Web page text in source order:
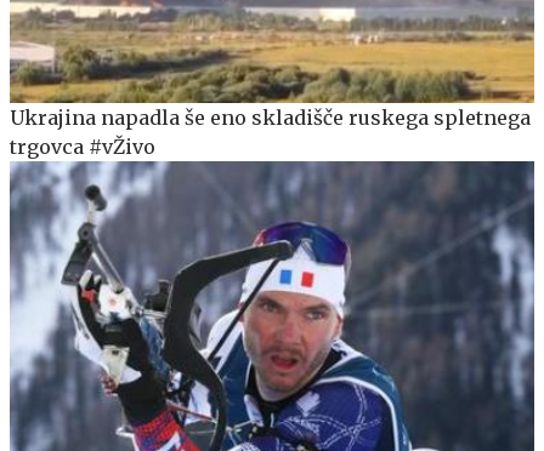
Ukrajina napadla še eno skladišče ruskega spletnega
trgovca #vŽivo